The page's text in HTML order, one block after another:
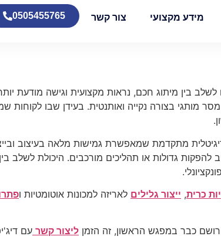
מידע מקצועי צור קשר 0505455765
בין מיתוג חכם, נראות מקצועית וגישה מודעת
מותגי בצורה נקייה ואותנטית. בעידן שבו לקוחות
מתקדמת שמאפשרת גמישות מלאה בעיצוב
גדולות או תהליכים מורכבים. היכולת לשלב
כרית, ייצור גלילים לאריזה למכונות אוטומטיות ו
כבר במפגש הראשון, זה הזמן ליצור קשר עם